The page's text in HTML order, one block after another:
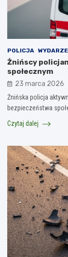
POLICJA
Żnińscy
społecznym
23 marca 2026
Żnińska policja
bezpieczeństwa
Czytaj dalej